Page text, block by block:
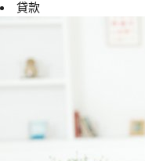
貸款